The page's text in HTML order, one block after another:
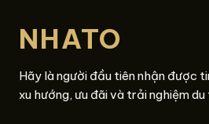
NHATO
Hãy là người đầu tiên nhận được
xu hướng, ưu đãi và trải nghiệm